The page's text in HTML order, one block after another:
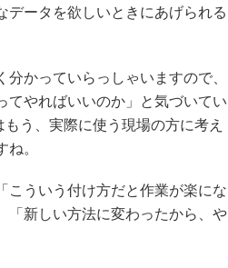
ータを欲しいときにあげられる
かっていらっしゃいますので、
てやればいいのか」と気づいてい
う、実際に使う現場の方に考え
。
ういう付け方だと作業が楽にな
「新しい方法に変わったから、や